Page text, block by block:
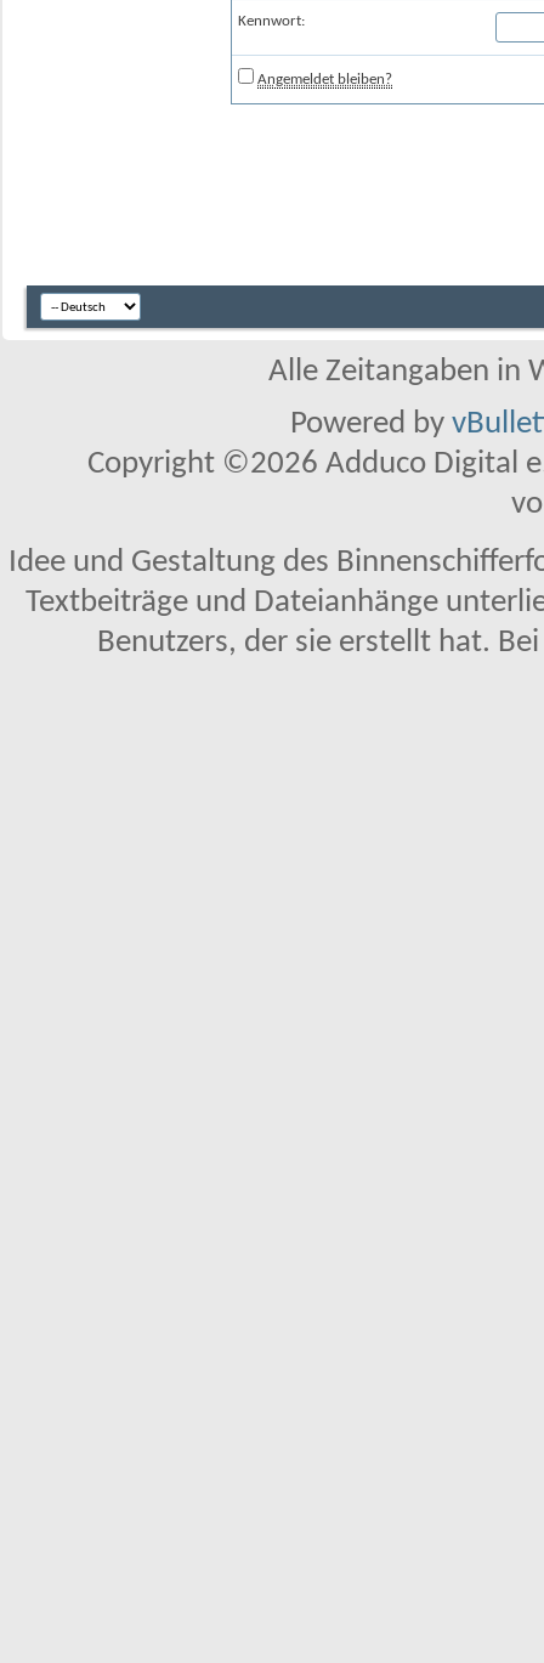
Kennwort:
Angemeldet bleiben?
Alle Zeitangaben in
Powered by
Copyright ©2026 Adduco Digital
Idee und Gestaltung des
Textbeiträge und Dateianhänge
Benutzers, der sie erstellt hat.